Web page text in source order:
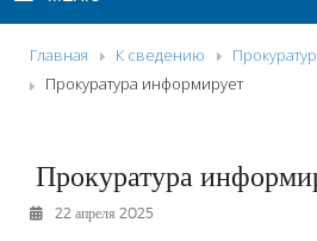
НОВОСТИ
КОНКУРСЫ
ФОТОРЕПОРТАЖИ
Главная К сведению
Прокуратура информирует
Прокуратура
22 апреля 2025